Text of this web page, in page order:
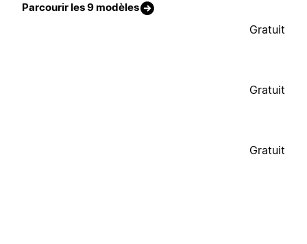
Parcourir les 9 modèles
Gratuit
Gratuit
Gratuit